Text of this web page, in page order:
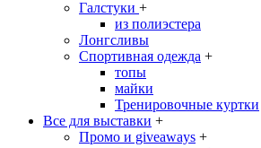
Галстуки +
из полиэстера
Лонгсливы
Спортивная одежда +
топы
майки
Тренировочные куртки
Все для выставки +
Промо и giveaways +